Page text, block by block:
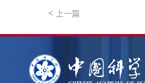
< 上一篇